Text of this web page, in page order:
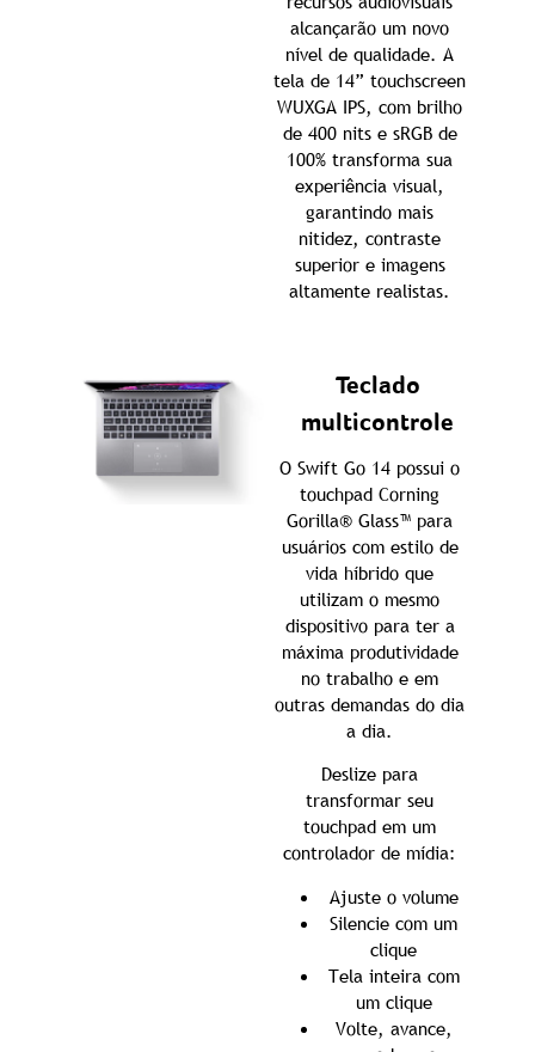
alcançarão um novo
nível de qualidade. A
tela de 14” touchscreen
WUXGA IPS, com brilho
de 400 nits e sRGB de
100% transforma sua
experiência visual,
garantindo mais
nitidez, contraste
superior e imagens
altamente realistas.
Teclado
multicontrole
O Swift Go 14 possui o
touchpad Corning
Gorilla® Glass™ para
usuários com estilo de
vida híbrido que
utilizam o mesmo
dispositivo para ter a
máxima produtividade
no trabalho e em
outras demandas do dia
a dia.
Deslize para
transformar seu
touchpad em um
controlador de mídia:
Ajuste o volume
Silencie com um
clique
Tela inteira com
um clique
Volte, avance,